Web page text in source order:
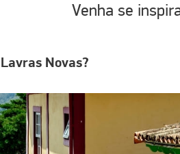
Venha se
Novas?